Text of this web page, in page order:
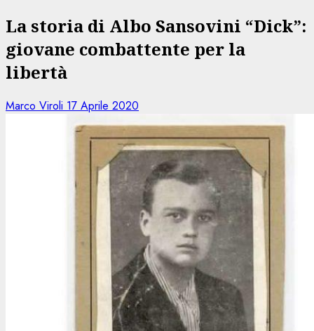
La storia di Albo Sansovini “Dick”:
giovane combattente per la
libertà
Marco Viroli 17 Aprile 2020